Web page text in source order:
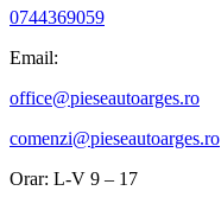
0744369059
Email:
office@pieseautoarges.ro
comenzi@pieseautoarges.ro
Orar: L-V 9 – 17